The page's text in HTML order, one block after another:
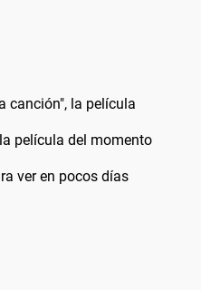
canción", la película
película del momento
ver en pocos días